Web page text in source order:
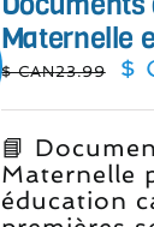
Maternelle
$ CAN23.99
Le
$
$
📘
Maternelle
éducation